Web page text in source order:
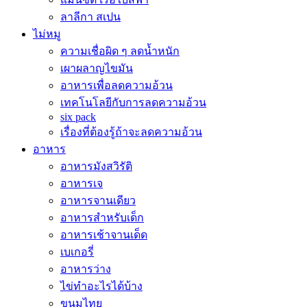
ลาลีกา สเปน
ไม่หมู
ความเชื่อผิด ๆ ลดน้ำหนัก
เผาผลาญไขมัน
อาหารเพื่อลดความอ้วน
เทคโนโลยีกับการลดความอ้วน
six pack
เรื่องที่ต้องรู้ถ้าจะลดความอ้วน
อาหาร
อาหารมังสวิรัติ
อาหารเจ
อาหารจานเดียว
อาหารสำหรับเด็ก
อาหารเช้าจานเด็ด
เบเกอรี่
อาหารว่าง
ไข่ทำอะไรได้บ้าง
ขนมไทย